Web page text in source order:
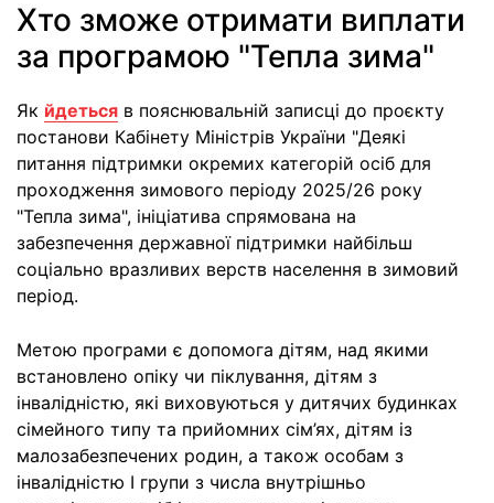
Хто зможе отримати виплати
за програмою "Тепла зима"
Як йдеться в пояснювальній записці до проєкту
постанови Кабінету Міністрів України "Деякі
питання підтримки окремих категорій осіб для
проходження зимового періоду 2025/26 року
"Тепла зима", ініціатива спрямована на
забезпечення державної підтримки найбільш
соціально вразливих верств населення в зимовий
період.
Метою програми є допомога дітям, над якими
встановлено опіку чи піклування, дітям з
інвалідністю, які виховуються у дитячих будинках
сімейного типу та прийомних сім’ях, дітям із
малозабезпечених родин, а також особам з
інвалідністю І групи з числа внутрішньо